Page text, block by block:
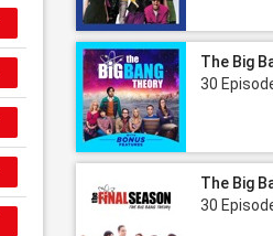
The Big
30
The Big
30